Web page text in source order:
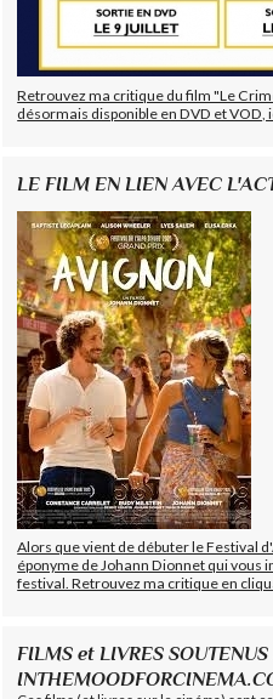
Retrouvez ma critique du film "Le
désormais disponible en DVD et VOD,
LE FILM EN LIEN AVEC
Alors que vient de débuter le Festival
éponyme de Johann Dionnet qui
festival. Retrouvez ma critique en
FILMS et LIVRES SOUTENUS